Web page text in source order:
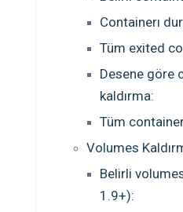
Containerı
Tüm exited
Desene göre
kaldırma:
Tüm
Volumes
Belirli
1.9+):